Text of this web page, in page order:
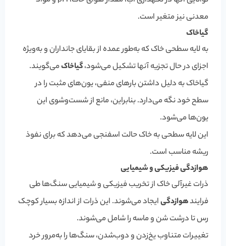
معدنی نیز متغیر است.
گیاخاک
به لایه سطحی خاک که به‌طور عمده از بقایای جانداران و به‌ویژه
اجزای در حال تجزیه آنها تشکیل می‌شود،گیاخاکمی‌گویند.
گیاخاک به دلیل داشتن بارهای منفی، یون‌های مثبت را در
سطح خود نگه می‌دارد. بنابراین، مانع از شست‌و‌شوی این
یون‌ها می‌شود.
این لایه سطحی به خاک حالت اسفنجی می‌دهد که برای نفوذ
ریشه مناسب است.
هوازدگی فیزیکی و شیمیایی
ذرات غیرآلی خاک از تخریب فیزیکی و شیمیایی سنگ‌ها طی
فرایندهوازدگیایجاد می‌شوند. این ذرات از اندازه بسیار کوچک
رس تا درشت شن و ماسه را شامل می‌شوند.
تغییرات متناوب یخ‌زدن و دوب‌شدن، سنگ‌ها را به‌مرور خرد